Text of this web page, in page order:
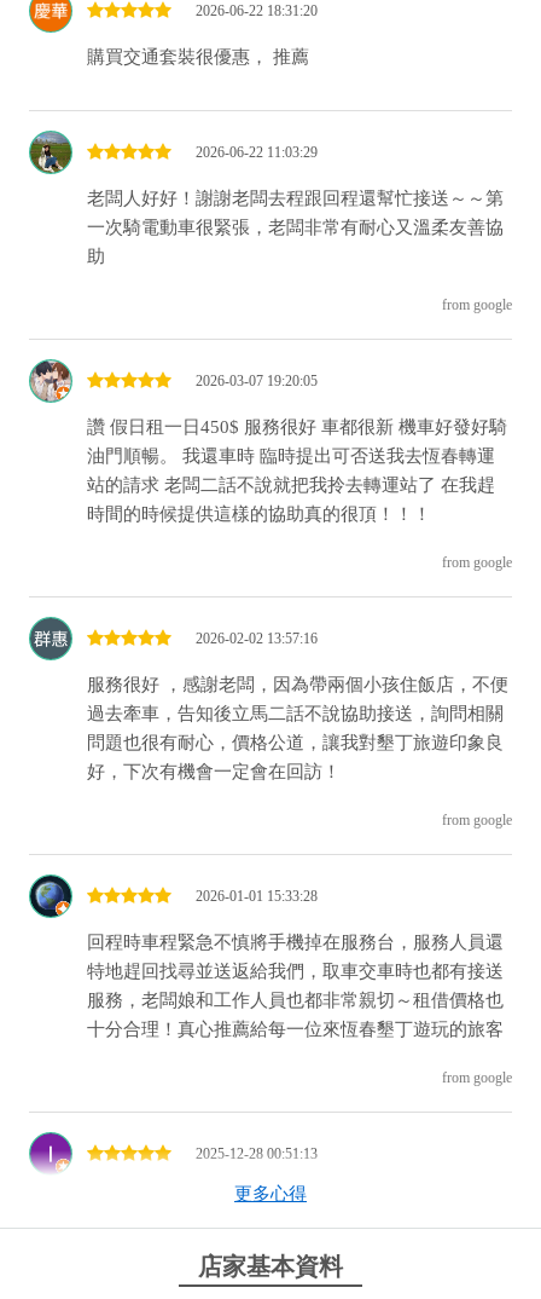
2026-06-22 18:31:20
購買交通套裝很優惠， 推薦
2026-06-22 11:03:29
老闆人好好！謝謝老闆去程跟回程還幫忙接送～～第
一次騎電動車很緊張，老闆非常有耐心又溫柔友善協
助
from google
2026-03-07 19:20:05
讚 假日租一日450$ 服務很好 車都很新 機車好發好騎
油門順暢。 我還車時 臨時提出可否送我去恆春轉運
站的請求 老闆二話不說就把我拎去轉運站了 在我趕
時間的時候提供這樣的協助真的很頂！！！
from google
2026-02-02 13:57:16
服務很好 ，感謝老闆，因為帶兩個小孩住飯店，不便
過去牽車，告知後立馬二話不說協助接送，詢問相關
問題也很有耐心，價格公道，讓我對墾丁旅遊印象良
好，下次有機會一定會在回訪！
from google
2026-01-01 15:33:28
回程時車程緊急不慎將手機掉在服務台，服務人員還
特地趕回找尋並送返給我們，取車交車時也都有接送
服務，老闆娘和工作人員也都非常親切～租借價格也
十分合理！真心推薦給每一位來恆春墾丁遊玩的旅客
from google
2025-12-28 00:51:13
帶長輩跟小孩搭墾丁快線到恆春，租了一台五人座，
老闆很親切，車子也乾淨舒適，還有恆春轉運站的接
送服務，讓我們此次行程玩得很開心，下次來還會再
來找老闆租車
更多心得
店家基本資料